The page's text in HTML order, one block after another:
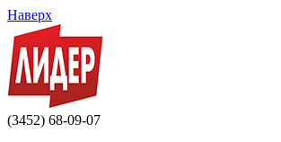
Наверх
(3452) 68-09-07